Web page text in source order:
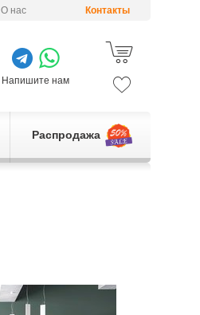
О нас Контакты
Напишите нам
Распродажа